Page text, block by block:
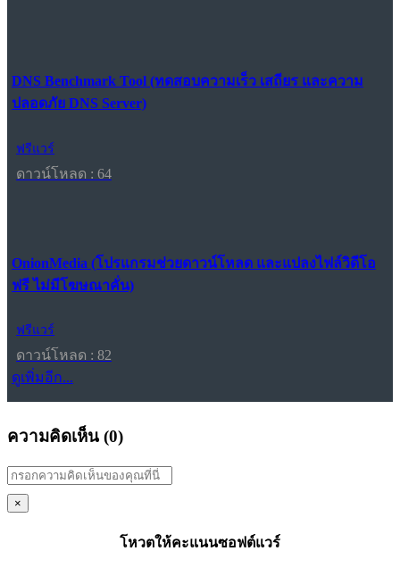
DNS Benchmark Tool (ทดสอบความเร็ว เสถียร และความ
ปลอดภัย DNS Server)
ฟรีแวร์
ดาวน์โหลด : 64
OnionMedia (โปรแกรมช่วยดาวน์โหลด และแปลงไฟล์วิดีโอ
ฟรี ไม่มีโฆษณาคั่น)
ฟรีแวร์
ดาวน์โหลด : 82
ดูเพิ่มอีก...
ความคิดเห็น (0)
×
โหวตให้คะแนนซอฟต์แวร์